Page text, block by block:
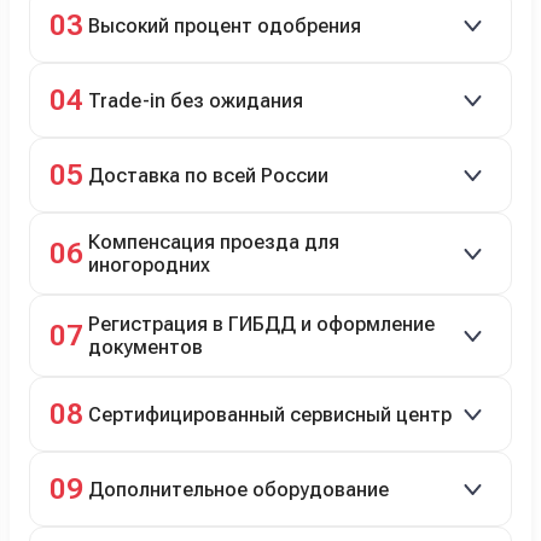
рассрочка 0% на 2 года при первом взносе 35–50%.
03 Высокий процент одобрения
04 Trade-in без ожидания
05 Доставка по всей России
06 Компенсация проезда для
иногородних
07 Регистрация в ГИБДД и оформление
документов
08 Сертифицированный сервисный центр
технический ремонт.
09 Дополнительное оборудование